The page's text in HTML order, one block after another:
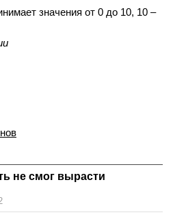
значения от 0 до 10, 10 –
не смог вырасти